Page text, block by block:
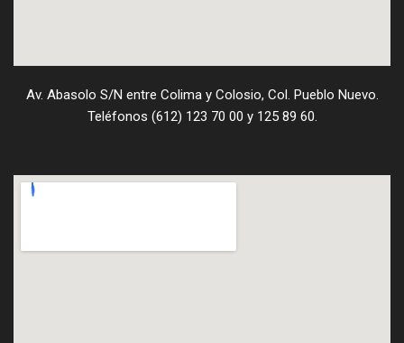
Av. Abasolo S/N entre Colima y Colosio, Col. Pueblo Nuevo.
Teléfonos (612) 123 70 00 y 125 89 60.